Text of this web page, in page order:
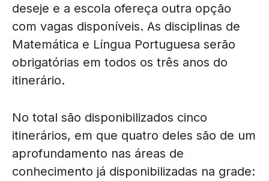
deseje e a escola ofereça outra opção
com vagas disponíveis. As disciplinas de
Matemática e Língua Portuguesa serão
obrigatórias em todos os três anos do
itinerário.
No total são disponibilizados cinco
itinerários, em que quatro deles são de um
aprofundamento nas áreas de
conhecimento já disponibilizadas na grade: